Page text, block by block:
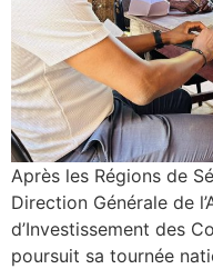
Après les Régions de
Direction Générale de
d’Investissement des
poursuit sa tournée